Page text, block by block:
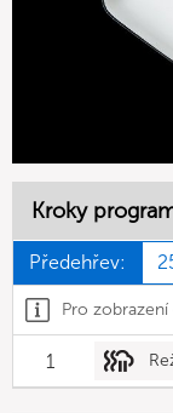
Kroky
Předehřev:
Pro
1